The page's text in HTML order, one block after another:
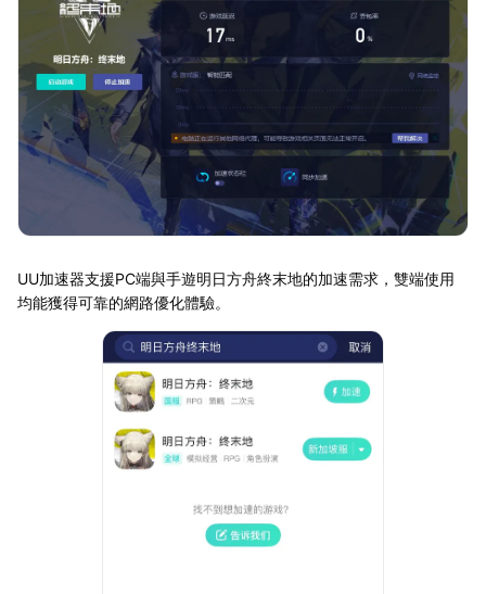
UU加速器支援PC端與手遊明日方舟終末地的加速需求，雙端使用
均能獲得可靠的網路優化體驗。